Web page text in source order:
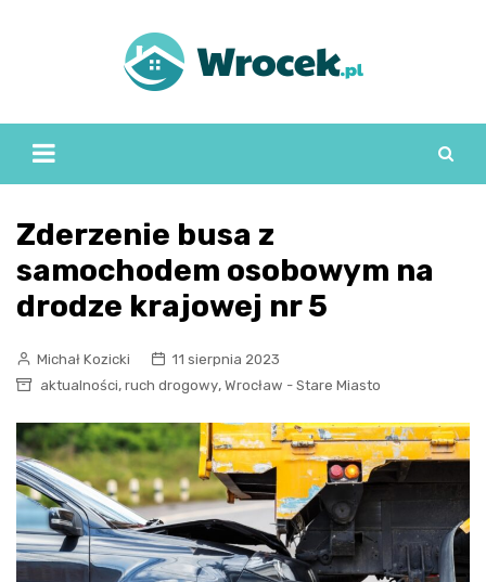
Zderzenie busa z
samochodem osobowym na
drodze krajowej nr 5
Michał Kozicki
11 sierpnia 2023
aktualności, ruch drogowy, Wrocław - Stare Miasto